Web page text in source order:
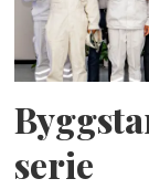
serie